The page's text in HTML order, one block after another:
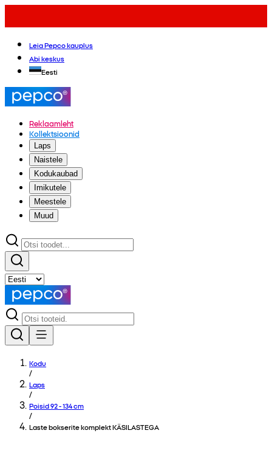
Leia Pepco kauplus
Abi keskus
Eesti
Reklaamleht
Kollektsioonid
Laps
Naistele
Kodukaubad
Imikutele
Meestele
Muud
Kodu
/
Laps
/
Poisid 92 - 134 cm
/
Laste bokserite komplekt KÄSILASTEGA